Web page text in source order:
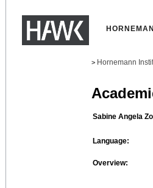
> Hornemann
Sabine Angela
Language:
Overview: